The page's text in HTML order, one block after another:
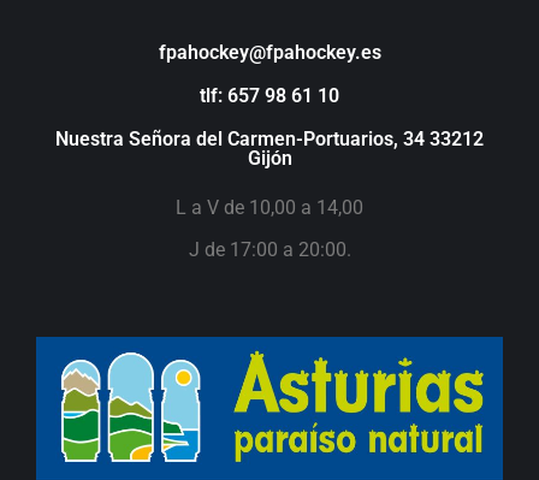
fpahockey@fpahockey.es
tlf: 657 98 61 10
Nuestra Señora del Carmen-Portuarios, 34 33212
Gijón
L a V de 10,00 a 14,00
J de 17:00 a 20:00.